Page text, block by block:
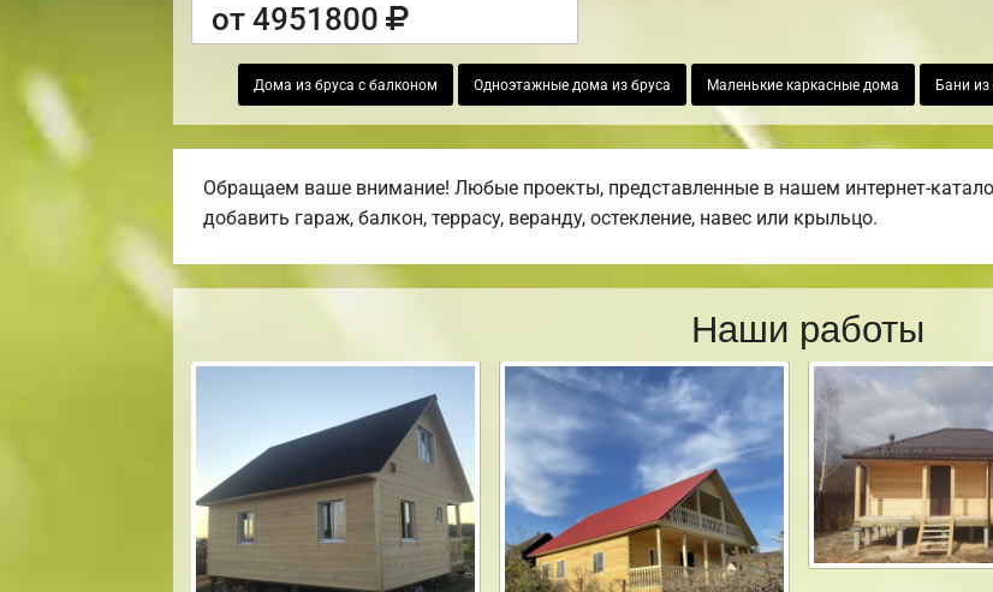
от 4951800
Дома из бруса с балконом Одноэтажные дома из бруса Маленькие каркасные дома Бани из
Обращаем ваше внимание! Любые проекты, представленные в нашем интернет-
добавить гараж, балкон, террасу, веранду, остекление, навес или крыльцо.
Наши работы